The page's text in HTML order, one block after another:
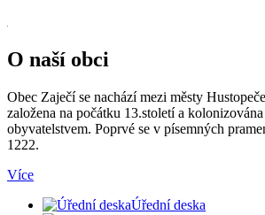
O naší obci
Obec Zaječí se nachází mezi městy
založena na počátku 13.století a
obyvatelstvem. Poprvé se v písemných
1222.
Více
Úřední deska